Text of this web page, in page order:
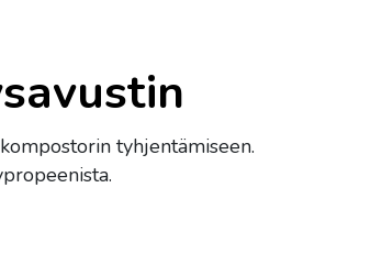
tyhjentämiseen.